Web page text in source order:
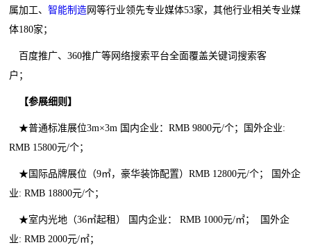
属加工、智能制造网等行业领先专业媒体53家，其他行业相关专业媒
体180家；
百度推广、360推广等网络搜索平台全面覆盖关键词搜索客
户；
【参展细则】
★普通标准展位3m×3m 国内企业：RMB 9800元/个；国外企业:
RMB 15800元/个；
★国际品牌展位（9㎡，豪华装饰配置）RMB 12800元/个； 国外企
业: RMB 18800元/个；
★室内光地（36㎡起租） 国内企业： RMB 1000元/㎡； 国外企
业: RMB 2000元/㎡；